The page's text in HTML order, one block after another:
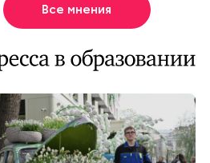
Все мнения